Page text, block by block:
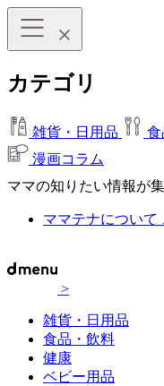
カテゴリ
雑貨・日用品 食
漫画コラム
ママの知りたい情報が
ママテナについて
>
雑貨・日用品
食品・飲料
健康
ベビー用品